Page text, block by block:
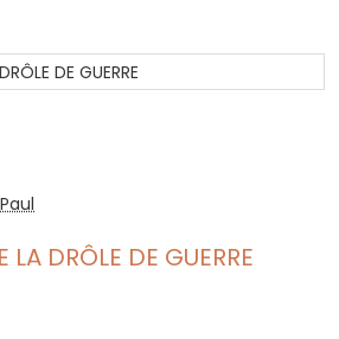
LA DRÔLE DE GUERRE